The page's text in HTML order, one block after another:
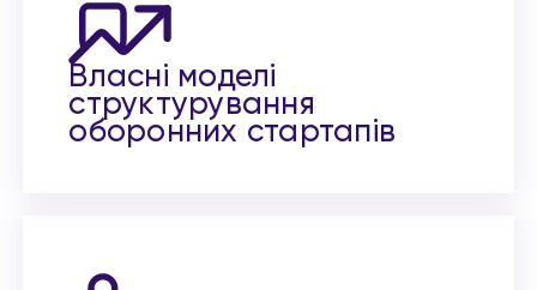
Власні моделі
структурування
оборонних стартапів